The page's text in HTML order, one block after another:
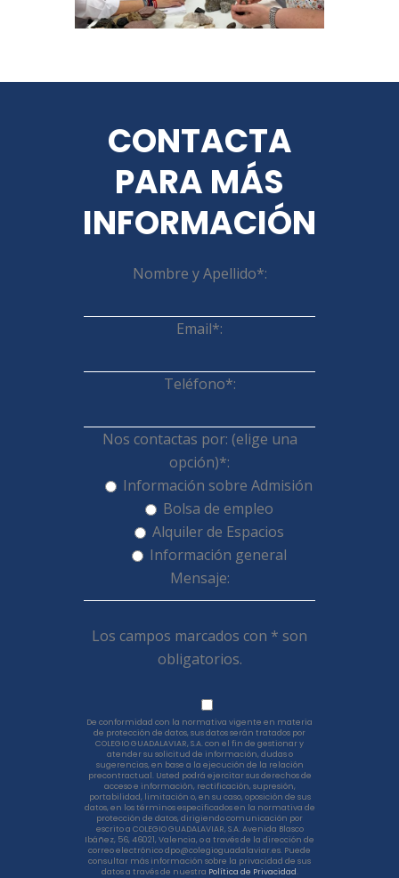
CONTACTA
PARA MÁS
INFORMACIÓN
Nombre y Apellido*:
Email*:
Teléfono*:
Nos contactas por: (elige una
opción)*:
Información sobre Admisión
Bolsa de empleo
Alquiler de Espacios
Información general
Mensaje:
Los campos marcados con * son
obligatorios.
De conformidad con la normativa vigente en materia
de protección de datos, sus datos serán tratados por
COLEGIO GUADALAVIAR, S.A. con el fin de gestionar y
atender su solicitud de información, dudas o
sugerencias, en base a la ejecución de la relación
precontractual. Usted podrá ejercitar sus derechos de
acceso e información, rectificación, supresión,
portabilidad, limitación o, en su caso, oposición de sus
datos, en los términos especificados en la normativa de
protección de datos, dirigiendo comunicación por
escrito a COLEGIO GUADALAVIAR, S.A. Avenida Blasco
Ibáñez, 56, 46021, Valencia, o a través de la dirección de
correo electrónico dpo@colegioguadalaviar.es. Puede
consultar más información sobre la privacidad de sus
datos a través de nuestra Política de Privacidad.